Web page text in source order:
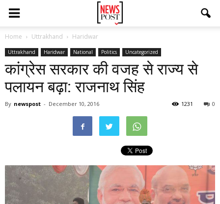
Home Uttrakhand Haridwar
Uttrakhand Haridwar National Politics Uncategorized
कांग्रेस सरकार की वजह से राज्य से
पलायन बढ़ा: राजनाथ सिंह
By newspost - December 10, 2016 0
1231